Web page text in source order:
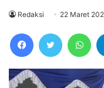
Redaksi 22 Maret
FacebookTwitter